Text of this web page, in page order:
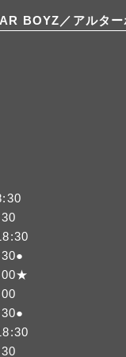
BOYZ／アルター